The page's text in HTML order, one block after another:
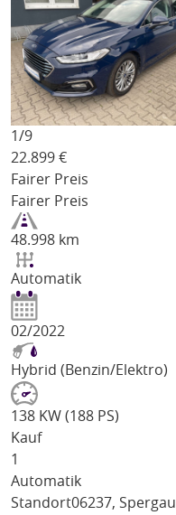
1/9
22.899 €
Fairer Preis
Fairer Preis
48.998 km
Automatik
02/2022
Hybrid (Benzin/Elektro)
138 KW (188 PS)
Kauf
1
Automatik
Standort06237, Spergau